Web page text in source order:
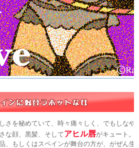
さを秘めていて、時々痛々しく、でもしなや
な顔、黒髪、そしてアヒル唇がキュート。
、もしくはスペインが舞台の方が、がぜん生